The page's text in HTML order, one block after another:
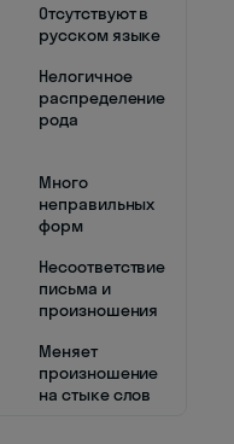
Отсутствуют в
русском языке
Нелогичное
распределение
рода
Много
неправильных
форм
Несоответствие
письма и
произношения
Меняет
произношение
на стыке слов